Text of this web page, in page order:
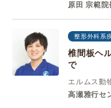
原田 宗範院
整形外科系
椎間板ヘ
で
エルムス動
高瀬雅行セ